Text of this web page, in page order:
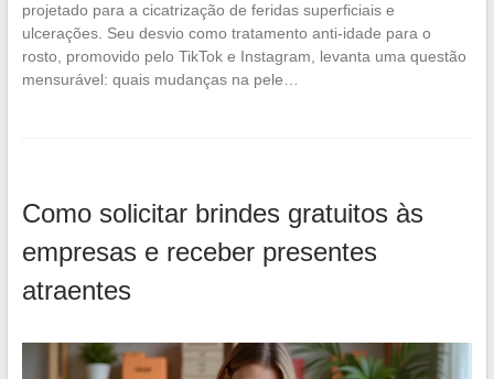
projetado para a cicatrização de feridas superficiais e
ulcerações. Seu desvio como tratamento anti-idade para o
rosto, promovido pelo TikTok e Instagram, levanta uma questão
mensurável: quais mudanças na pele…
Como solicitar brindes gratuitos às
empresas e receber presentes
atraentes